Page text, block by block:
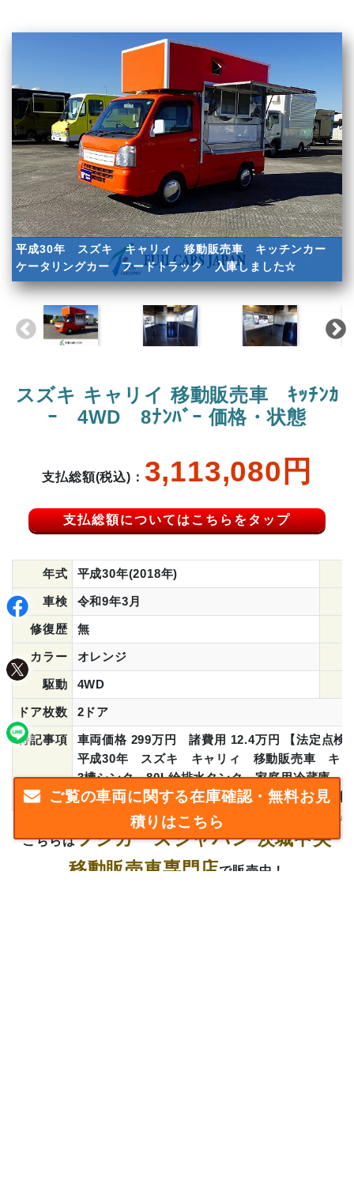
平成30年 スズキ キャリィ 移動販売車 キッチンカー
ケータリングカー フードトラック 入庫しました☆
スズキ キャリイ 移動販売車 ｷｯﾁﾝｶ
ｰ 4WD 8ﾅﾝﾊﾞｰ 価格・状態
支払総額(税込)： 3,113,080円
支払総額についてはこちらをタップ
年式 平成30年(2018年)
車検 令和9年3月
修復歴 無
カラー オレンジ
駆動 4WD
ドア枚数 2ドア
特記事項
車両価格 299万円 諸費用 12.4万円 【法定点
平成30年 スズキ キャリィ 移動販売車 キ
3槽シンク 80L給排水タンク 家庭用冷蔵庫
全国登録納車可能 ☆茨城中央店在庫車両☆ 軽
こちらはフジカーズジャパン 茨城中央
移動販売車専門店で販売中！
ご覧の車両に関する在庫確認・無料お見
積りはこちら